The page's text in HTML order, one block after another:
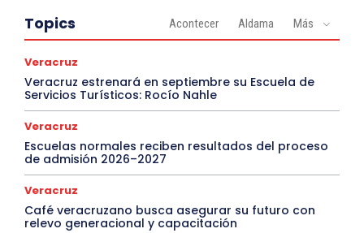
Topics Acontecer Aldama Más
Veracruz
Veracruz estrenará en septiembre su Escuela de
Servicios Turísticos: Rocío Nahle
Veracruz
Escuelas normales reciben resultados del proceso
de admisión 2026–2027
Veracruz
Café veracruzano busca asegurar su futuro con
relevo generacional y capacitación